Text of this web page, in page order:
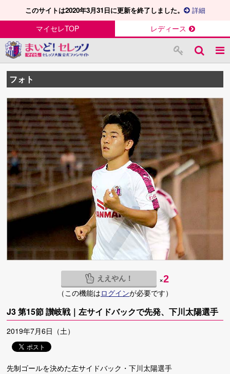
このサイトは2020年3月31日に更新を終了しました。 詳細
マイセレTOP レディース
フォト
ええやん！ ×2
（この機能はログインが必要です）
J3 第15節 讃岐戦｜左サイドバックで先発、下川太陽選手
2019年7月6日（土）
先制ゴールを決めた左サイドバック・下川太陽選手